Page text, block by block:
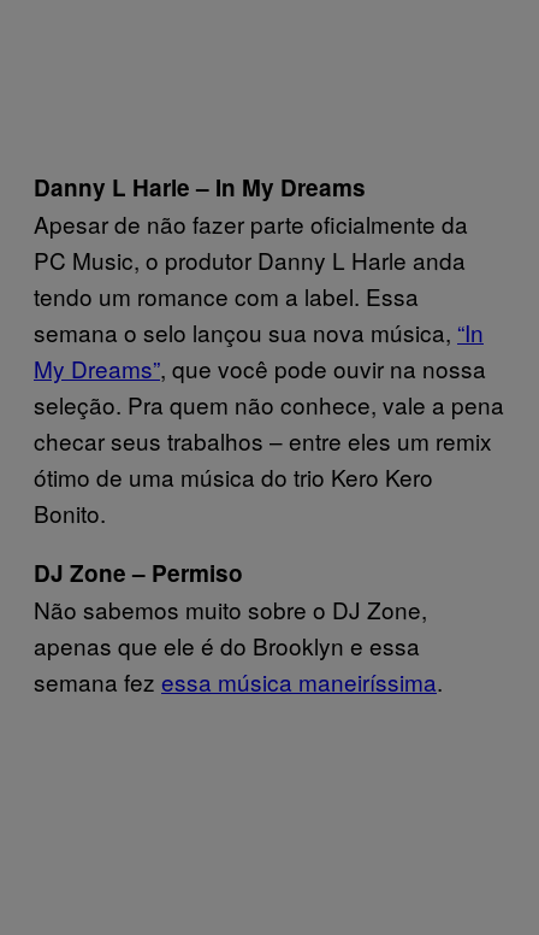
Danny L Harle – In My Dreams
Apesar de não fazer parte oficialmente da
PC Music, o produtor Danny L Harle anda
tendo um romance com a label. Essa
semana o selo lançou sua nova música, “In
My Dreams”, que você pode ouvir na nossa
seleção. Pra quem não conhece, vale a pena
checar seus trabalhos – entre eles um remix
ótimo de uma música do trio Kero Kero
Bonito.
DJ Zone – Permiso
Não sabemos muito sobre o DJ Zone,
apenas que ele é do Brooklyn e essa
semana fez essa música maneiríssima.